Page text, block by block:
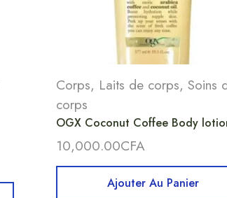
Corps, Laits de corps, Soins
corps
OGX Coconut Coffee Body
10,000.00CFA
Ajouter Au Panier